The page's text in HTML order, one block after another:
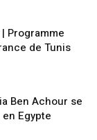
Programme
de Tunis
Ben Achour se
Egypte